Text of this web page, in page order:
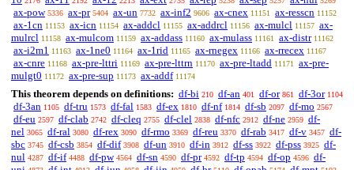
ax-pow 5336 ax-pr 5404 ax-un 7732 ax-inf2 9606 ax-cnex 11151 ax-resscn 11152
ax-1cn 11153 ax-icn 11154 ax-addcl 11155 ax-addrcl 11156 ax-mulcl 11157 ax-
mulrcl 11158 ax-mulcom 11159 ax-addass 11160 ax-mulass 11161 ax-distr 11162
ax-i2m1 11163 ax-1ne0 11164 ax-1rid 11165 ax-rnegex 11166 ax-rrecex 11167
ax-cnre 11168 ax-pre-lttri 11169 ax-pre-lttrn 11170 ax-pre-ltadd 11171
ax-pre-
mulgt0 11172 ax-pre-sup 11173 ax-addf 11174
This theorem depends on definitions: df-bi 210 df-an 401 df-or 861 df-3or 1104
df-3an 1105 df-tru 1573 df-fal 1583 df-ex 1810 df-nf 1814 df-sb 2097 df-mo 2567
df-eu 2597 df-clab 2742 df-cleq 2755 df-clel 2838 df-nfc 2912 df-ne 2959 df-
nel 3065 df-ral 3080 df-rex 3090 df-rmo 3369 df-reu 3370 df-rab 3417 df-v 3457 df-
sbc 3745 df-csb 3854 df-dif 3908 df-un 3910 df-in 3912 df-ss 3922 df-pss 3925 df-
nul 4287 df-if 4488 df-pw 4564 df-sn 4590 df-pr 4592 df-tp 4594 df-op 4596 df-